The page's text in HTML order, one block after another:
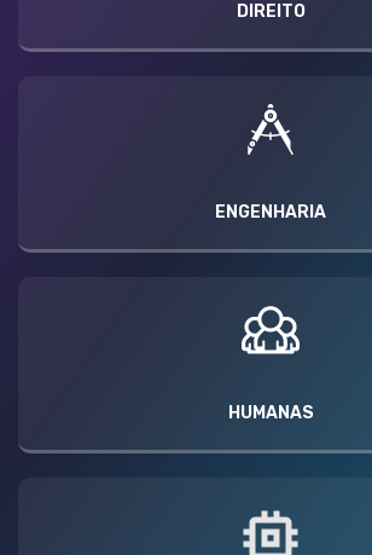
DIREITO
ENGENHARIA
HUMANAS